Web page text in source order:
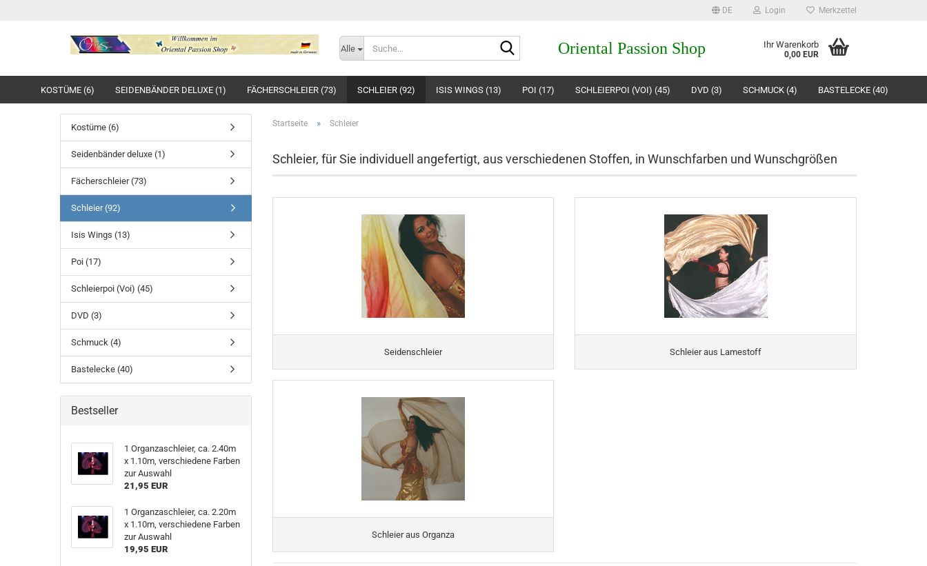
DE Login Merkzettel
Alle Oriental Passion Shop Ihr Warenkorb
0,00 EUR
KOSTÜME (6) SEIDENBÄNDER DELUXE (1) FÄCHERSCHLEIER (73) SCHLEIER (92) ISIS WINGS (13) POI (17) SCHLEIERPOI (VOI) (45) DVD (3) SCHMUCK (4) BASTELECKE (40)
Startseite » Schleier
Schleier, für Sie individuell angefertigt, aus verschiedenen Stoffen, in Wunschfarben und Wunschgrößen
Seidenschleier Schleier aus Lamestoff
Schleier aus Organza
Kostüme (6)
Seidenbänder deluxe (1)
Fächerschleier (73)
Schleier (92)
Isis Wings (13)
Poi (17)
Schleierpoi (Voi) (45)
DVD (3)
Schmuck (4)
Bastelecke (40)
Bestseller
1 Organzaschleier, ca. 2.40m
x 1.10m, verschiedene Farben
zur Auswahl
21,95 EUR
1 Organzaschleier, ca. 2.20m
x 1.10m, verschiedene Farben
zur Auswahl
19,95 EUR